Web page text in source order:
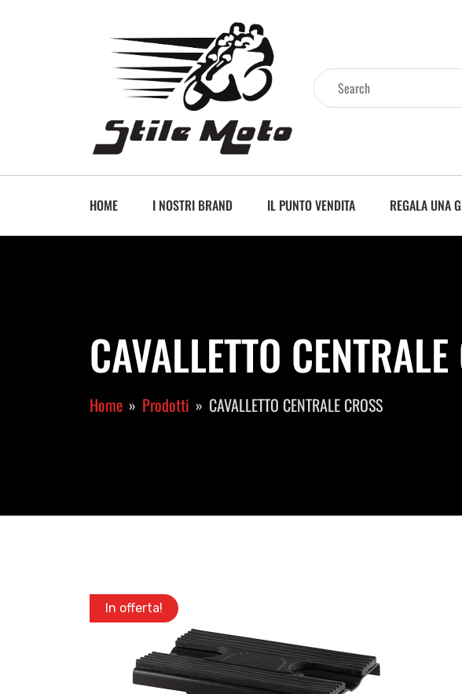
HOME I NOSTRI BRAND IL PUNTO VENDITA REGALA UNA
CAVALLETTO
Home Prodotti CAVALLETTO CENTRALE CROSS
In offerta!